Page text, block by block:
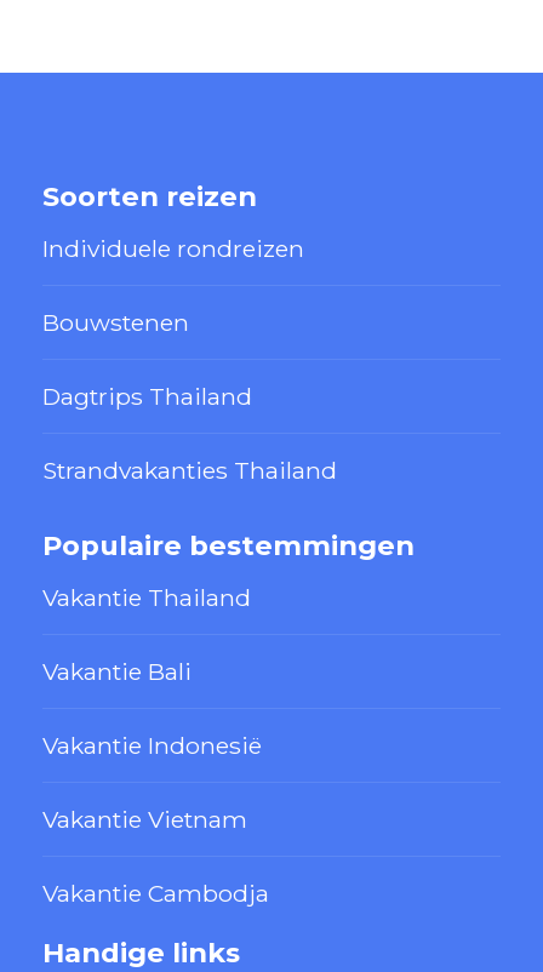
Soorten reizen
Individuele rondreizen
Bouwstenen
Dagtrips Thailand
Strandvakanties Thailand
Populaire bestemmingen
Vakantie Thailand
Vakantie Bali
Vakantie Indonesië
Vakantie Vietnam
Vakantie Cambodja
Handige links